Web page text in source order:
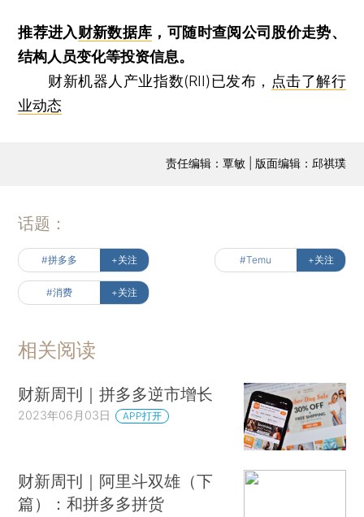
推荐进入财新数据库 ，可随时查阅公司股价走势、
结构人员变化等投资信息。
财新机器人产业指数(RII)已发布， 点击了解行
业动态
责任编辑：覃敏 | 版面编辑：邱祺璞
话题：
#拼多多 +关注 #Temu +关注
#消费 +关注
相关阅读
财新周刊｜拼多多逆市增长
2023年06月03日 APP打开
财新周刊｜阿里斗双雄（下
篇）：和拼多多拼货